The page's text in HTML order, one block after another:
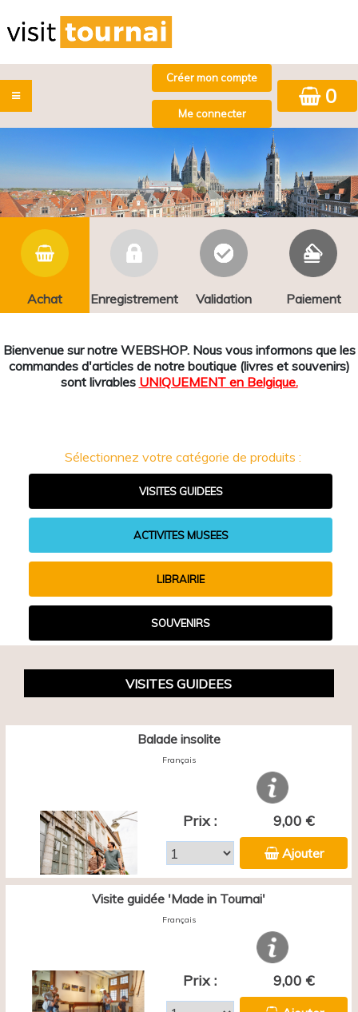
0
Achat Enregistrement Validation Paiement
Bienvenue sur notre WEBSHOP. Nous vous informons que les
commandes d'articles de notre boutique (livres et souvenirs)
sont livrables UNIQUEMENT en Belgique.
Sélectionnez votre catégorie de produits :
VISITES GUIDEES
ACTIVITES MUSEES
LIBRAIRIE
SOUVENIRS
VISITES GUIDEES
Balade insolite
Français
Prix : 9,00 €
Ajouter
Visite guidée 'Made in Tournai'
Français
Prix : 9,00 €